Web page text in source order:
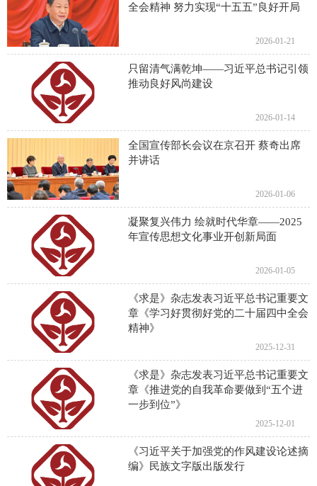
全会精神 努力实现“十五五”良好开局
2026-01-21
只留清气满乾坤——习近平总书记引领
推动良好风尚建设
2026-01-14
全国宣传部长会议在京召开 蔡奇出席
并讲话
2026-01-06
凝聚复兴伟力 绘就时代华章——2025
年宣传思想文化事业开创新局面
2026-01-05
《求是》杂志发表习近平总书记重要文
章《学习好贯彻好党的二十届四中全会
精神》
2025-12-31
《求是》杂志发表习近平总书记重要文
章《推进党的自我革命要做到“五个进
一步到位”》
2025-12-01
《习近平关于加强党的作风建设论述摘
编》民族文字版出版发行